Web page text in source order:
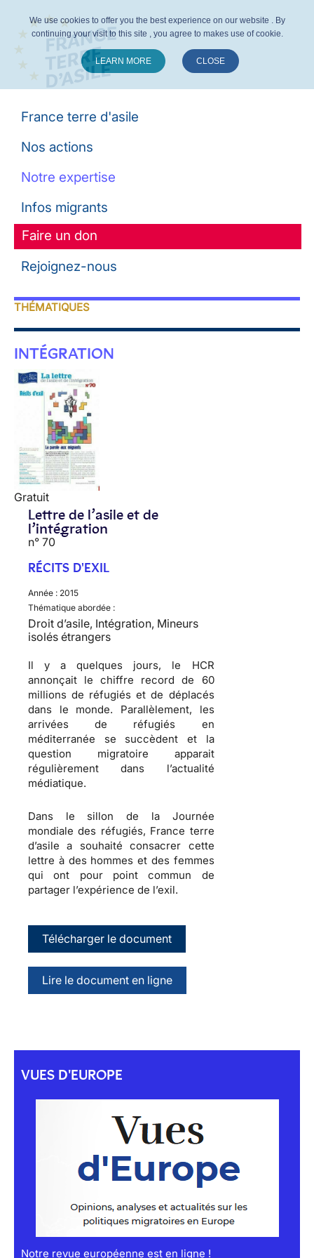
France terre d'asile
Nos actions
Notre expertise
Infos migrants
Faire un don
Rejoignez-nous
THÉMATIQUES
INTÉGRATION
Gratuit
Lettre de l’asile et de
l’intégration
n° 70
RÉCITS D'EXIL
Année : 2015
Thématique abordée :
Droit d’asile, Intégration, Mineurs
isolés étrangers
Il y a quelques jours, le HCR
annonçait le chiffre record de 60
millions de réfugiés et de déplacés
dans le monde. Parallèlement, les
arrivées de réfugiés en
méditerranée se succèdent et la
question migratoire apparait
régulièrement dans l’actualité
médiatique.
Dans le sillon de la Journée
mondiale des réfugiés, France terre
d’asile a souhaité consacrer cette
lettre à des hommes et des femmes
qui ont pour point commun de
partager l’expérience de l’exil.
Télécharger le document
Lire le document en ligne
VUES D'EUROPE
Notre revue européenne est en ligne !
We use cookies to offer you the best experience on our website . By
continuing your visit to this site , you agree to makes use of cookie.
LEARN MORE CLOSE